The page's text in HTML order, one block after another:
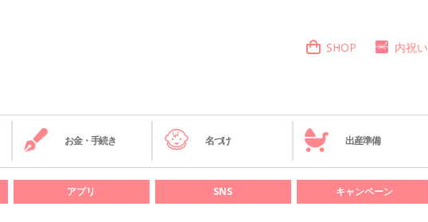
SHOP 内祝い
お金・手続き 名づけ 出産準備
アプリ SNS キャンペーン